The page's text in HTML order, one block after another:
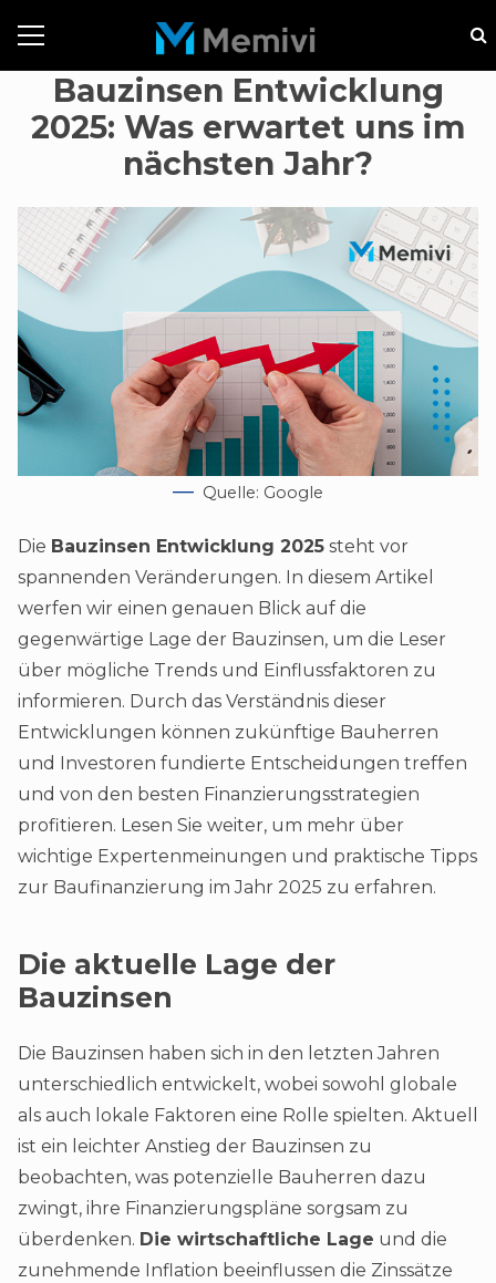
Bauzinsen Entwicklung
2025: Was erwartet uns im
nächsten Jahr?
Quelle: Google
Die Bauzinsen Entwicklung 2025 steht vor
spannenden Veränderungen. In diesem Artikel
werfen wir einen genauen Blick auf die
gegenwärtige Lage der Bauzinsen, um die Leser
über mögliche Trends und Einflussfaktoren zu
informieren. Durch das Verständnis dieser
Entwicklungen können zukünftige Bauherren
und Investoren fundierte Entscheidungen treffen
und von den besten Finanzierungsstrategien
profitieren. Lesen Sie weiter, um mehr über
wichtige Expertenmeinungen und praktische Tipps
zur Baufinanzierung im Jahr 2025 zu erfahren.
Die aktuelle Lage der
Bauzinsen
Die Bauzinsen haben sich in den letzten Jahren
unterschiedlich entwickelt, wobei sowohl globale
als auch lokale Faktoren eine Rolle spielten. Aktuell
ist ein leichter Anstieg der Bauzinsen zu
beobachten, was potenzielle Bauherren dazu
zwingt, ihre Finanzierungspläne sorgsam zu
überdenken. Die wirtschaftliche Lage und die
zunehmende Inflation beeinflussen die Zinssätze